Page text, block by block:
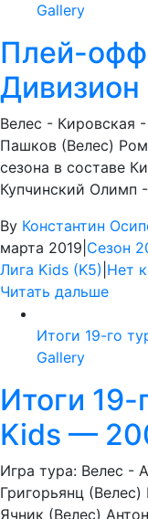
Gallery
Плей-
Велес - Кировская
Пашков (Велес)
сезона в составе
Купчинский Олимп
By Константин
марта 2019 Сезон
Лига Kids (K5) Нет
Читать дальше
Итоги 19-го
Gallery
Итоги 19-
Kids —
Игра тура: Велес -
Григорьянц
Ячник (Велес)